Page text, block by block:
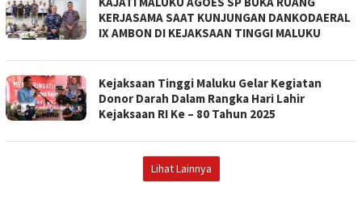
KERJASAMA SAAT KUNJUNGAN DANKODAERAL
IX AMBON DI KEJAKSAAN TINGGI MALUKU
Kejaksaan Tinggi Maluku Gelar Kegiatan
Donor Darah Dalam Rangka Hari Lahir
Kejaksaan RI Ke – 80 Tahun 2025
Lihat Lainnya